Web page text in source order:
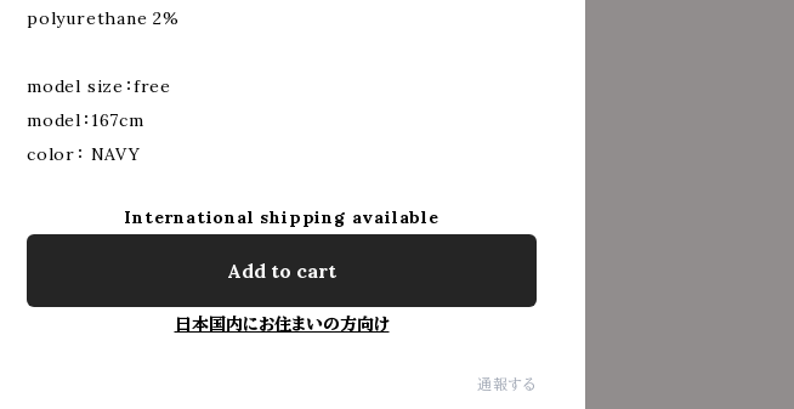
polyurethane 2%
model size：free
model：167cm
color： NAVY
International shipping available
Add to cart
日本国内にお住まいの方向け
通報する